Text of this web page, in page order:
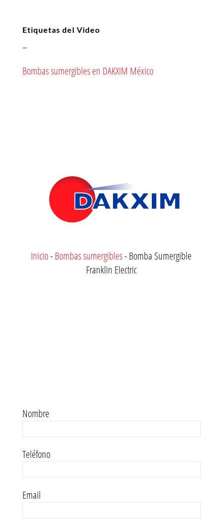
Etiquetas del Video
–
Bombas sumergibles en DAKXIM México
Inicio-Bombas sumergibles-Bomba Sumergible
Franklin Electric
Nombre
Teléfono
Email